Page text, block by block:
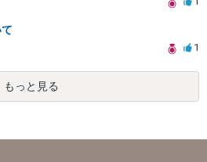
1
もっと見る